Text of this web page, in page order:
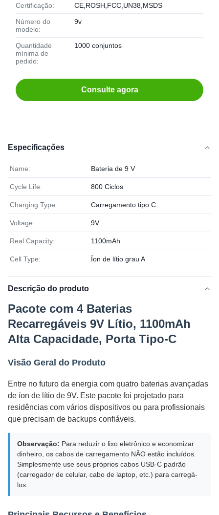
Certificação: CE,ROSH,FCC,UN38,MSDS
Número do
modelo:
9v
Quantidade
mínima de
pedido:
1000 conjuntos
Consulte agora
Especificações
Name: Bateria de 9 V
Cycle Life: 800 Ciclos
Charging Type: Carregamento tipo C.
Voltage: 9V
Real Capacity: 1100mAh
Cell Type: Íon de lítio grau A
Descrição do produto
Pacote com 4 Baterias
Recarregáveis 9V Lítio, 1100mAh
Alta Capacidade, Porta Tipo-C
Visão Geral do Produto
Entre no futuro da energia com quatro baterias avançadas
de íon de lítio de 9V. Este pacote foi projetado para
residências com vários dispositivos ou para profissionais
que precisam de backups confiáveis.
Observação: Para reduzir o lixo eletrônico e economizar
dinheiro, os cabos de carregamento NÃO estão incluídos.
Simplesmente use seus próprios cabos USB-C padrão
(carregador de celular, cabo de laptop, etc.) para carregá-
los.